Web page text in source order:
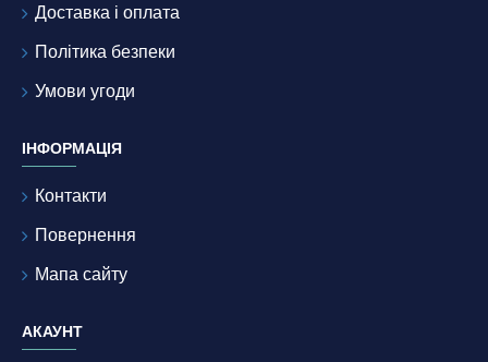
Доставка і оплата
Політика безпеки
Умови угоди
ІНФОРМАЦІЯ
Контакти
Повернення
Мапа сайту
АКАУНТ